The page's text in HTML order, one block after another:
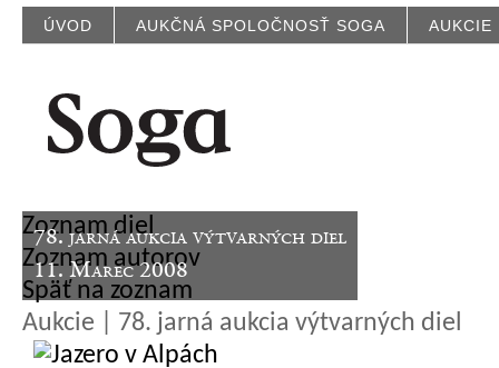
ÚVOD AUKČNÁ SPOLOČNOSŤ SOGA AUKCIE
78. jarná aukcia výtvarných diel
11. Marec 2008
Zoznam diel
Zoznam autorov
Späť na zoznam
Aukcie | 78. jarná aukcia výtvarných diel